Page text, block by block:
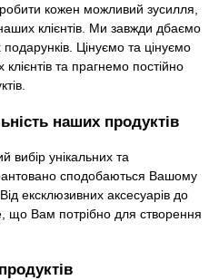
кожен можливий зусилля,
клієнтів. Ми завжди дбаємо
подарунків. Цінуємо та цінуємо
та прагнемо постійно
наших продуктів
вибір унікальних та
сподобаються Вашому
ексклюзивних аксесуарів до
що Вам потрібно для створення